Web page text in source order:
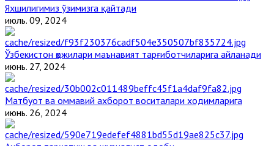
Яхшилигимиз ўзимизга қайтади
июль. 09, 2024
Ўзбекистон ҳожилари маънавият тарғиботчиларига айланади
июнь. 27, 2024
Матбуот ва оммавий ахборот воситалари ходимларига
июнь. 26, 2024